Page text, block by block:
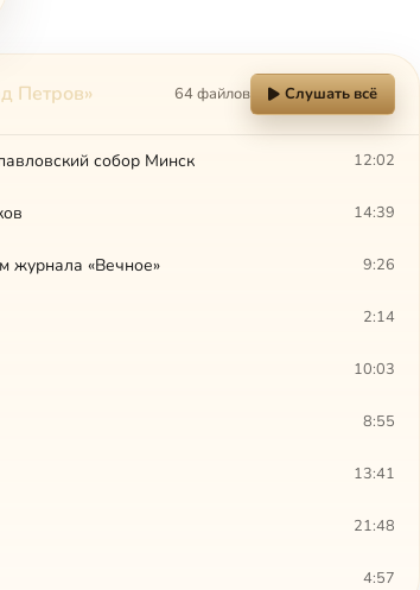
Петров» 64 файлов Слушать всё
собор Минск 12:02
14:39
журнала «Вечное» 9:26
2:14
10:03
8:55
13:41
21:48
4:57